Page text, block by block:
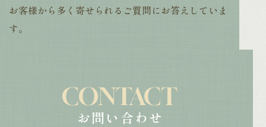
お客様から多く寄せられる ご質問にお答えしていま
す。
CONTACT
お問い合わせ